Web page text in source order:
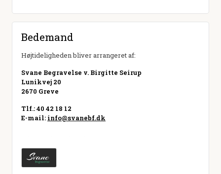
Bedemand
Højtideligheden bliver arrangeret af:
Svane Begravelse v. Birgitte Seirup
Lunikvej 20
2670 Greve
Tlf.: 40 42 18 12
E-mail: info@svanebf.dk